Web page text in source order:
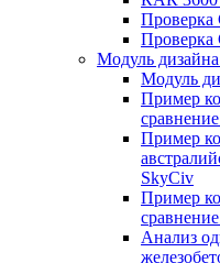
Проверка
Проверка
Модуль
Модуль
Пример
Пример
SkyCiv
Пример
Анализ